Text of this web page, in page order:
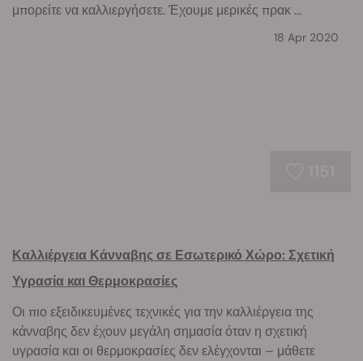
μπορείτε να καλλιεργήσετε. Έχουμε μερικές πρακ ...
18 Apr 2020
Καλλιέργεια Κάνναβης σε Εσωτερικό Χώρο: Σχετική
Υγρασία και Θερμοκρασίες
Οι πιο εξειδικευμένες τεχνικές για την καλλιέργεια της
κάνναβης δεν έχουν μεγάλη σημασία όταν η σχετική
υγρασία και οι θερμοκρασίες δεν ελέγχονται – μάθετε